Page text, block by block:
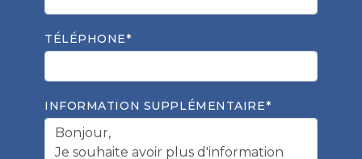
TÉLÉPHONE*
INFORMATION SUPPLÉMENTAIRE*